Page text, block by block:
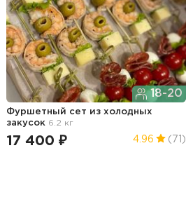
18-20
Фуршетный сет из холодных
закусок 6.2 кг
17 400 ₽ 4.96 (71)